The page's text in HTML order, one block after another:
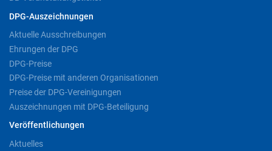
DPG-Auszeichnungen
Aktuelle Ausschreibungen
Ehrungen der DPG
DPG-Preise
DPG-Preise mit anderen Organisationen
Preise der DPG-Vereinigungen
Auszeichnungen mit DPG-Beteiligung
Veröffentlichungen
Aktuelles